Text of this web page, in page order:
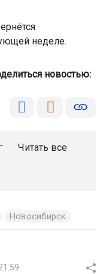
неделе.
новостью:
Читать все
Новосибирск